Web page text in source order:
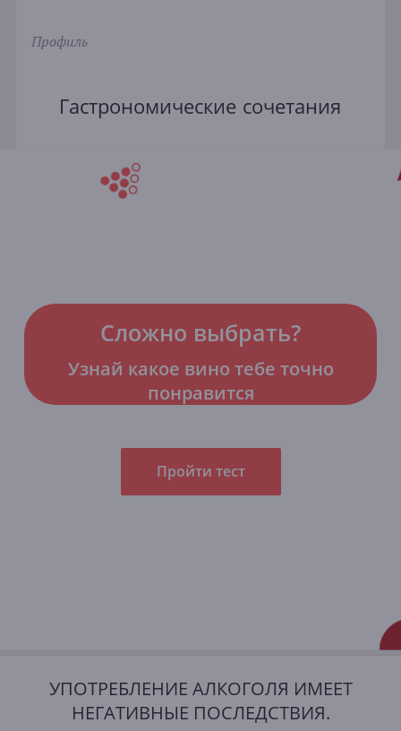
Профиль
Гастрономические сочетания
Сложно выбрать?
Узнай какое вино тебе точно
понравится
Пройти тест
УПОТРЕБЛЕНИЕ АЛКОГОЛЯ ИМЕЕТ
НЕГАТИВНЫЕ ПОСЛЕДСТВИЯ.